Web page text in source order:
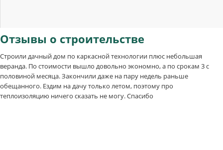
Отзывы о строительстве
Строили дачный дом по каркасной технологии плюс небольшая
веранда. По стоимости вышло довольно экономно, а по срокам 3 с
половиной месяца. Закончили даже на пару недель раньше
обещанного. Ездим на дачу только летом, поэтому про
теплоизоляцию ничего сказать не могу. Спасибо